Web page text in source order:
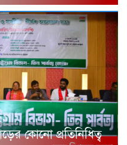
কোনো প্রতিনিধিত্ব